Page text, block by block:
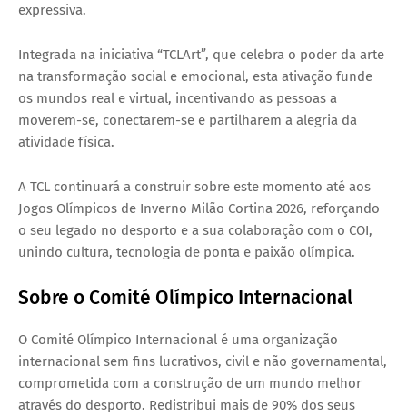
expressiva.
Integrada na iniciativa “TCLArt”, que celebra o poder da arte
na transformação social e emocional, esta ativação funde
os mundos real e virtual, incentivando as pessoas a
moverem-se, conectarem-se e partilharem a alegria da
atividade física.
A TCL continuará a construir sobre este momento até aos
Jogos Olímpicos de Inverno Milão Cortina 2026, reforçando
o seu legado no desporto e a sua colaboração com o COI,
unindo cultura, tecnologia de ponta e paixão olímpica.
Sobre o Comité Olímpico Internacional
O Comité Olímpico Internacional é uma organização
internacional sem fins lucrativos, civil e não governamental,
comprometida com a construção de um mundo melhor
através do desporto. Redistribui mais de 90% dos seus